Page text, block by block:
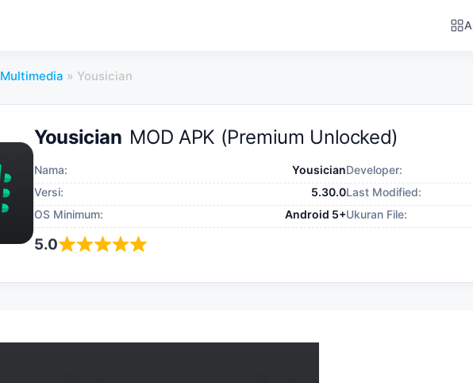
Multimedia » Yousician
Yousician MOD APK (Premium Unlocked)
Nama: YousicianDeveloper:
Versi:
5.30.0Last Modified:
OS Minimum:
Android 5+Ukuran File:
5.0